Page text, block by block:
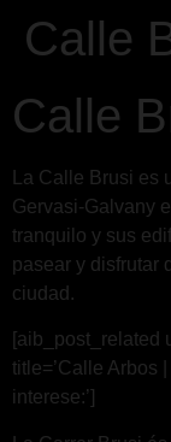
Calle
Calle
La Calle Brusi
Gervasi-Galvany
tranquilo y sus
pasear y disfrutar
ciudad.
[aib_post_related
title=’Calle Arbos
interese:’]